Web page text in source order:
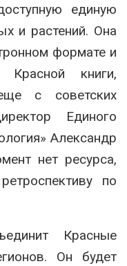
единую
и растений. Она
формате и
книги,
с советских
Единого
Александр
нет ресурса,
по
Красные
Он будет